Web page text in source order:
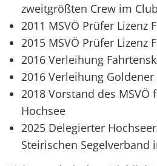
zweitgrößten Crew im
2011 MSVÖ Prüfer Lizenz
2015 MSVÖ Prüfer Lizenz
2016 Verleihung
2016 Verleihung
2018 Vorstand des MSVÖ
Hochsee
2025 Delegierter
Steirischen Segelverband